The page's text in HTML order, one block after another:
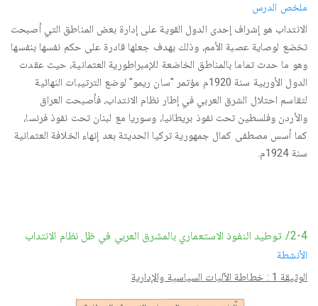
ملخص الدرس
الانتداب هو إشراف إحدى الدول القوية على إدارة بعض المناطق التي أصبحت
تخضع لوصاية عصبة الأمم، وذلك بهدف جعلها قادرة على حكم نفسها بنفسها
وهو ما حدث تماما بالمناطق الخاضعة للإمبراطورية العثمانية، حيث عقدت
الدول الأوربية سنة 1920م مؤتمر "سان ريمو" لوضع الترتيبات النهائية
لتقاسم احتلال الشرق العربي في إطار نظام الانتداب، فأصبحت العراق
والأردن وفلسطين تحت نفوذ بريطانيا، وسوريا مع لبنان تحت نفوذ فرنسا،
كما أسس مصطفى كمال جمهورية تركيا الحديثة بعد إنهاء الخلافة العثمانية
سنة 1924م.
2-4/ توطيد النفوذ الاستعماري بالمشرق العربي في ظل نظام الانتداب
الأنشطة
الوثيقة 1 : خطاطة الآليات السياسية والإدارية